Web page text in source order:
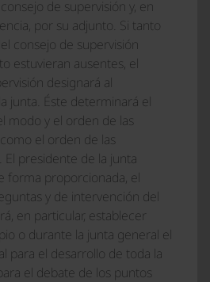
de supervisión y, en
por su adjunto. Si tanto
consejo de supervisión
estuvieran ausentes, el
designará al
junta. Éste determinará el
modo y el orden de las
el orden de las
El presidente de la junta
forma proporcionada, el
y de intervención del
en particular, establecer
o durante la junta general el
para el desarrollo de toda la
el debate de los puntos